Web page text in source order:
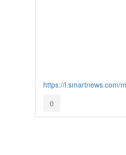
https://l.smartnews.com/
0